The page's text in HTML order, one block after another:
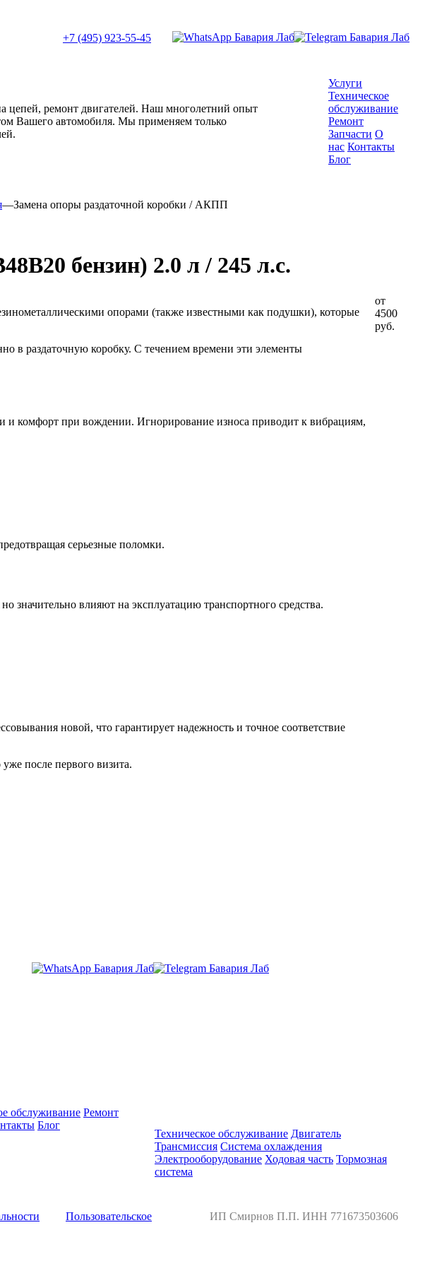
+7 (495) 923-55-45
цепей, ремонт двигателей. Наш многолетний опыт
Вашего автомобиля. Мы применяем только
Услуги
Техническое
обслуживание
Ремонт
Запчасти О
нас Контакты
Блог
—Замена опоры раздаточной коробки / АКПП
бензин) 2.0 л / 245 л.с.
опорами (также известными как подушки), которые
в раздаточную коробку. С течением времени эти элементы
комфорт при вождении. Игнорирование износа приводит к вибрациям,
серьезные поломки.
значительно влияют на эксплуатацию транспортного средства.
новой, что гарантирует надежность и точное соответствие
после первого визита.
от
4500
руб.
обслуживание Ремонт
Блог
Техническое обслуживание Двигатель
Трансмиссия Система охлаждения
Электрооборудование Ходовая часть Тормозная
система
Пользовательское
ИП Смирнов П.П. ИНН 771673503606